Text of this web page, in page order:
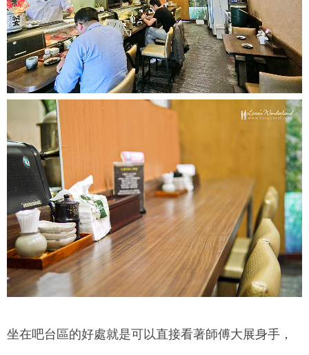
坐在吧台區的好處就是可以直接看著師傅大展身手，